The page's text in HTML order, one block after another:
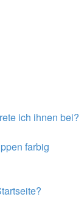
ich ihnen bei?
farbig